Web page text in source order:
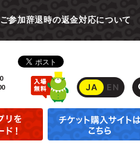
参加辞退時の返金対応について
JA EN